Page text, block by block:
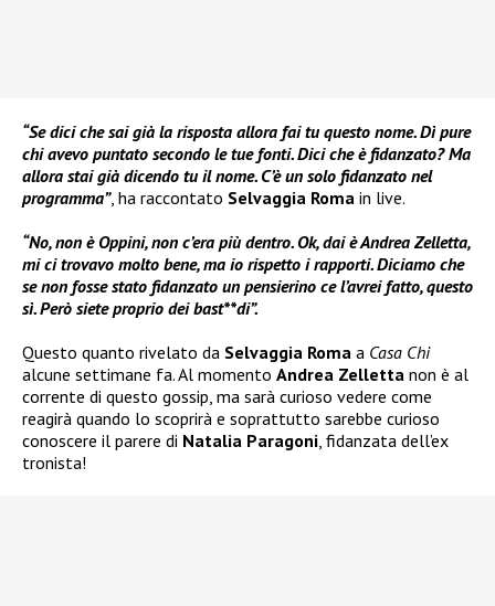
“Se dici che sai già la risposta allora fai tu questo nome. Dì pure
chi avevo puntato secondo le tue fonti. Dici che è fidanzato? Ma
allora stai già dicendo tu il nome. C’è un solo fidanzato nel
programma”, ha raccontato Selvaggia Roma in live.
“No, non è Oppini, non c’era più dentro. Ok, dai è Andrea Zelletta,
mi ci trovavo molto bene, ma io rispetto i rapporti. Diciamo che
se non fosse stato fidanzato un pensierino ce l’avrei fatto, questo
sì. Però siete proprio dei bast**di”.
Questo quanto rivelato da Selvaggia Roma a Casa Chi
alcune settimane fa. Al momento Andrea Zelletta non è al
corrente di questo gossip, ma sarà curioso vedere come
reagirà quando lo scoprirà e soprattutto sarebbe curioso
conoscere il parere di Natalia Paragoni, fidanzata dell’ex
tronista!